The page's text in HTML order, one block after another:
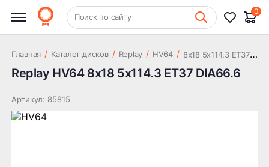
+7 (831) 261-35-35 Шиномонтаж
Поиск по сайту
0
Главная / Каталог дисков / Replay / HV64 / 8
x18 5x114.3 ET37 DIA66.6
Replay HV64 8x18 5x114.3 ET37 DIA66.6
Артикул: 85815